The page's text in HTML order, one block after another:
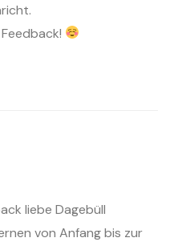
liebe Dagebüll
von Anfang bis zur